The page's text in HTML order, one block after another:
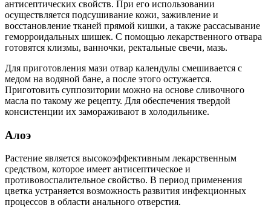
антисептических свойств. При его использовании
осуществляется подсушивание кожи, заживление и
восстановление тканей прямой кишки, а также рассасывание
геморроидальных шишек. С помощью лекарственного отвара
готовятся клизмы, ванночки, ректальные свечи, мазь.
Для приготовления мази отвар календулы смешивается с
медом на водяной бане, а после этого остужается.
Приготовить суппозитории можно на основе сливочного
масла по такому же рецепту. Для обеспечения твердой
консистенции их замораживают в холодильнике.
Алоэ
Растение является высокоэффективным лекарственным
средством, которое имеет антисептическое и
противовоспалительное свойство. В период применения
цветка устраняется возможность развития инфекционных
процессов в области анального отверстия.